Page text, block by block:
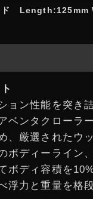
ド Length:125mm
ョン性能を突き詰
ベンタクローラー
、厳選されたウ
ボディーライン
ボディ容積を
浮力と重量を格